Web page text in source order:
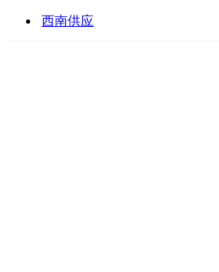
西南供应